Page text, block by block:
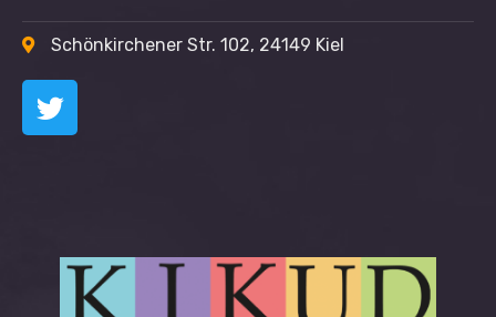
Schönkirchener Str. 102, 24149 Kiel